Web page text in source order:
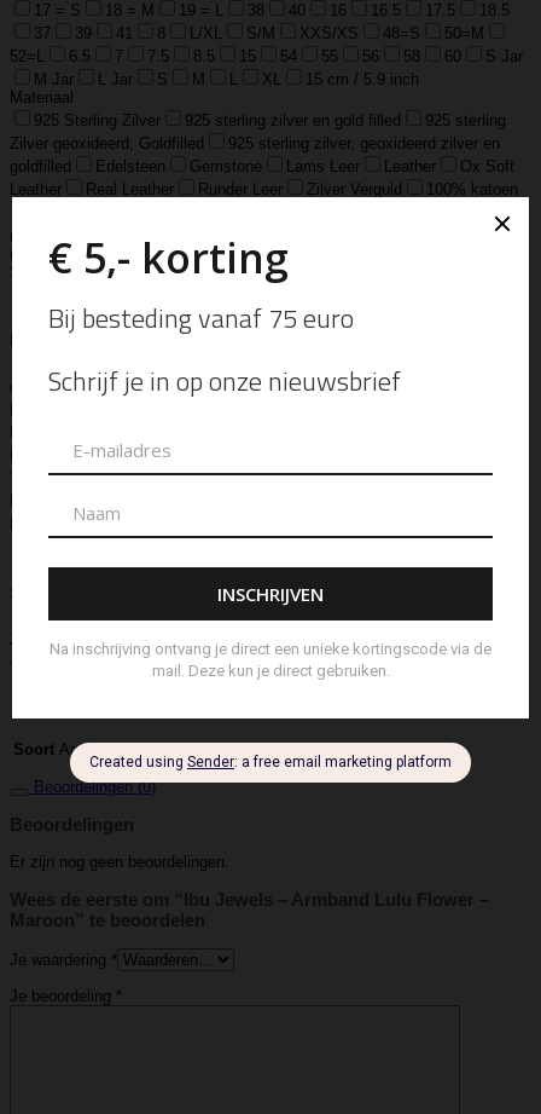
17 = S 18 = M 19 = L 38 40 16 16.5 17.5
18.5
37
39 41 8 L/XL S/M XXS/XS 48=S
50=M
52=L
6.5 7 7.5 8.5 15 54 55 56 58 60
S Jar
M Jar
L Jar S M L XL
15 cm / 5.9 inch
Materiaal
925 Sterling Zilver
925 sterling zilver en gold filled
925 sterling
Zilver geoxideerd, Goldfilled
925 sterling zilver, geoxideerd zilver en
goldfilled
Edelsteen Gemstone Lams Leer Leather
Ox Soft
Leather
Real Leather Runder Leer Zilver Verguld
100% katoen
Leer, Verzilverd
(30 micron)
Zwaar verzilverd
(15 micron)
Soort
Avondtasje
Bandana Beanie Bedel
de Parfum
Enkelbandje Enveloptas Etherische Olie
Home-Spray
Tasje
Mills Mini Bag Muts
Navulling ‘Catalytic’ Geurbrander
Riem
Shopper
Sjaal Sleuteletui Sleutelhanger
Special Edition
Stolp
Telefoontasje Textiel & Roomspray
Tote Bag
Travel Trigger Weekendtas
Wierookstokjes
Zeep
Zomerhoed
Aanvullende informatie
Soort Armbandje
Beoordelingen (0)
Beoordelingen
Er zijn nog geen beoordelingen.
Wees de eerste om “Ibu Jewels – Armband Lulu Flower –
Maroon” te beoordelen
Je waardering *
Je beoordeling *